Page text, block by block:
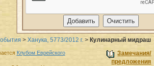
> Ханука, 5773/2012 г. > Кулинарный мидраш
Замечания/
предложения
Клубом Еврейского